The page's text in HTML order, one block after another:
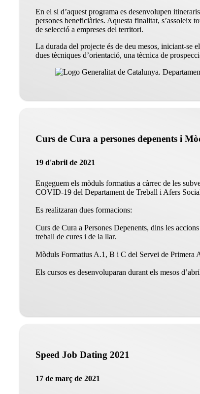
En el si d’aquest programa es desenvolupen
persones beneficiàries. Aquesta finalitat, s’assoleix
de selecció a empreses del territori.
La durada del projecte és de deu mesos, iniciant-se
dues tècniques d’orientació, una tècnica de
Curs de Cura a persones depenents i
19 d'abril de 2021
Engeguem els mòduls formatius a càrrec de les
COVID-19 del Departament de Treball i Afers
Es realitzaran dues formacions:
Curs de Cura a Persones Depenents, dins les
treball de cures i de la llar.
Mòduls Formatius A.1, B i C del Servei de Primera
Els cursos es desenvoluparan durant els mesos
Speed Job Dating 2021
17 de març de 2021